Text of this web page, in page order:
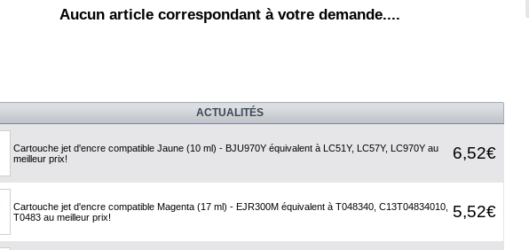
Aucun article correspondant à votre demande....
ACTUALITÉS
Cartouche jet d'encre compatible Jaune (10 ml) - BJU970Y équivalent à LC51Y, LC57Y, LC970Y au
meilleur prix!
6,52€
Cartouche jet d'encre compatible Magenta (17 ml) - EJR300M équivalent à T048340, C13T04834010,
T0483 au meilleur prix!
5,52€